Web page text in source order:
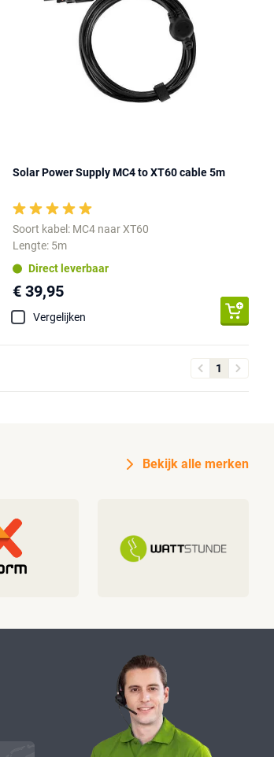
Solar Power Supply MC4 to XT60 cable 5m
Soort kabel: MC4 naar XT60
Lengte: 5m
Direct leverbaar
€ 39,95
Vergelijken
1
Bekijk alle merken